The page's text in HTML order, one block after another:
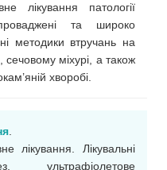
лікування патології
та широко
методики втручань на
сечовому міхурі, а також
хворобі.
лікування. Лікувальні
ультрафіолетове